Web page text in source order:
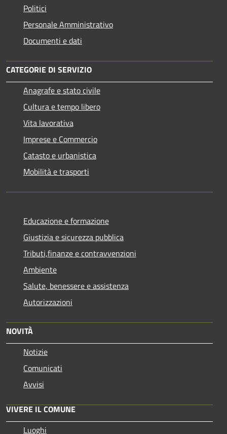
Politici
Personale Amministrativo
Documenti e dati
CATEGORIE DI SERVIZIO
Anagrafe e stato civile
Cultura e tempo libero
Vita lavorativa
Imprese e Commercio
Catasto e urbanistica
Mobilità e trasporti
Educazione e formazione
Giustizia e sicurezza pubblica
Tributi,finanze e contravvenzioni
Ambiente
Salute, benessere e assistenza
Autorizzazioni
NOVITÀ
Notizie
Comunicati
Avvisi
VIVERE IL COMUNE
Luoghi